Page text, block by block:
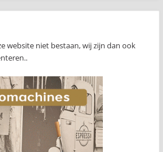
website niet bestaan, wij zijn dan ook